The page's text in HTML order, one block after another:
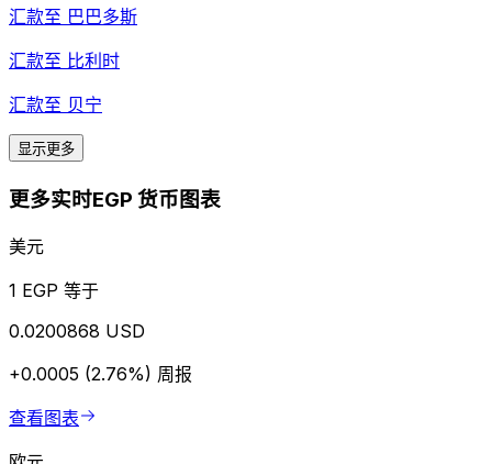
汇款至 巴巴多斯
汇款至 比利时
汇款至 贝宁
显示更多
更多实时EGP 货币图表
美元
1 EGP 等于
0.0200868 USD
+0.0005 (2.76%) 周报
查看图表